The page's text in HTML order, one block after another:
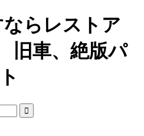
らレストア
車、絶版パ